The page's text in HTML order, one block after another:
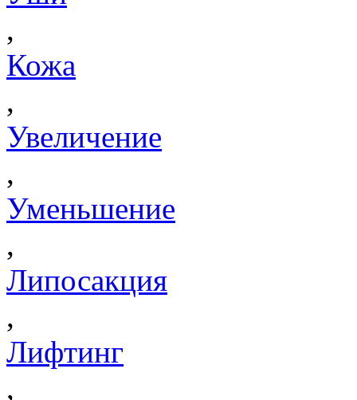
,
Кожа
,
Увеличение
,
Уменьшение
,
Липосакция
,
Лифтинг
,